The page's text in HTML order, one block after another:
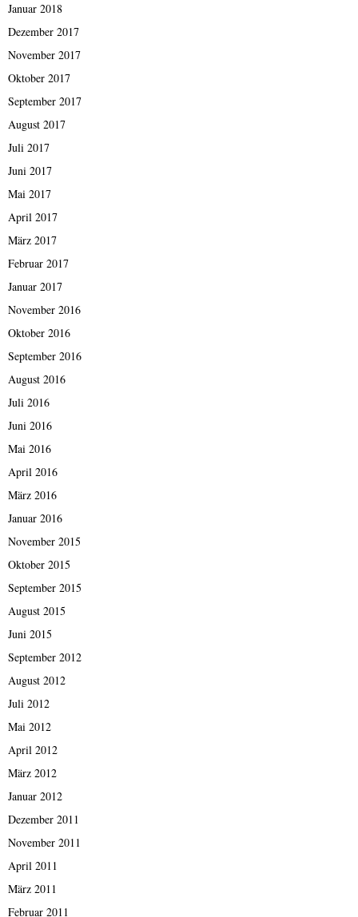
Januar 2018
Dezember 2017
November 2017
Oktober 2017
September 2017
August 2017
Juli 2017
Juni 2017
Mai 2017
April 2017
März 2017
Februar 2017
Januar 2017
November 2016
Oktober 2016
September 2016
August 2016
Juli 2016
Juni 2016
Mai 2016
April 2016
März 2016
Januar 2016
November 2015
Oktober 2015
September 2015
August 2015
Juni 2015
September 2012
August 2012
Juli 2012
Mai 2012
April 2012
März 2012
Januar 2012
Dezember 2011
November 2011
April 2011
März 2011
Februar 2011